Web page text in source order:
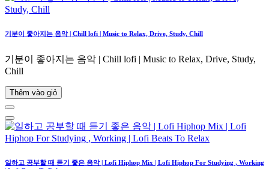
기분이 좋아지는 음악 | Chill lofi | Music to Relax, Drive, Study, Chill
기분이 좋아지는 음악 | Chill lofi | Music to Relax, Drive, Study,
Chill
Thêm vào giỏ
일하고 공부할 때 듣기 좋은 음악 | Lofi Hiphop Mix | Lofi Hiphop For Studying , Working